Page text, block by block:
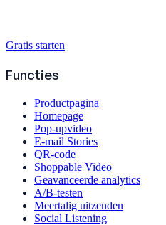
Gratis starten
Functies
Productpagina
Homepage
Pop-upvideo
E-mail Stories
QR-code
Shoppable Video
Geavanceerde analytics
A/B-testen
Meertalig uitzenden
Social Listening